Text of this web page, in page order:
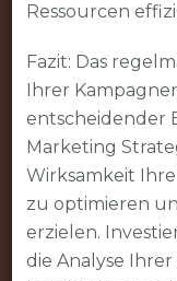
Ressourcen
Fazit: Das
Ihrer
entscheidender
Marketing
Wirksamkeit
zu optimieren
erzielen.
die Analyse Ihrer